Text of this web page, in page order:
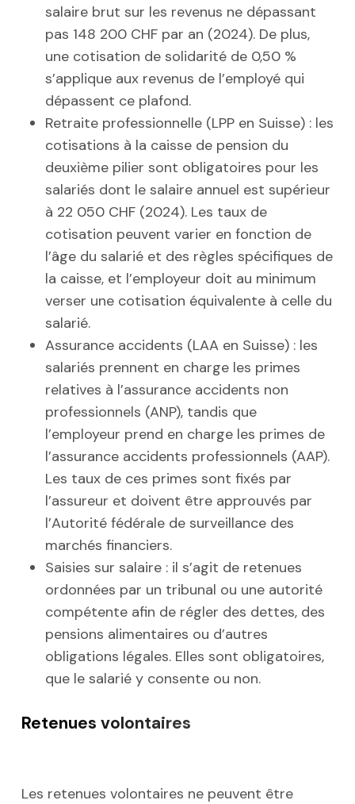
salaire brut sur les revenus ne dépassant
pas 148 200 CHF par an (2024). De plus,
une cotisation de solidarité de 0,50 %
s’applique aux revenus de l’employé qui
dépassent ce plafond.
Retraite professionnelle (LPP en Suisse) : les
cotisations à la caisse de pension du
deuxième pilier sont obligatoires pour les
salariés dont le salaire annuel est supérieur
à 22 050 CHF (2024). Les taux de
cotisation peuvent varier en fonction de
l’âge du salarié et des règles spécifiques de
la caisse, et l’employeur doit au minimum
verser une cotisation équivalente à celle du
salarié.
Assurance accidents (LAA en Suisse) : les
salariés prennent en charge les primes
relatives à l’assurance accidents non
professionnels (ANP), tandis que
l’employeur prend en charge les primes de
l’assurance accidents professionnels (AAP).
Les taux de ces primes sont fixés par
l’assureur et doivent être approuvés par
l’Autorité fédérale de surveillance des
marchés financiers.
Saisies sur salaire : il s’agit de retenues
ordonnées par un tribunal ou une autorité
compétente afin de régler des dettes, des
pensions alimentaires ou d’autres
obligations légales. Elles sont obligatoires,
que le salarié y consente ou non.
Retenues volontaires
Les retenues volontaires ne peuvent être